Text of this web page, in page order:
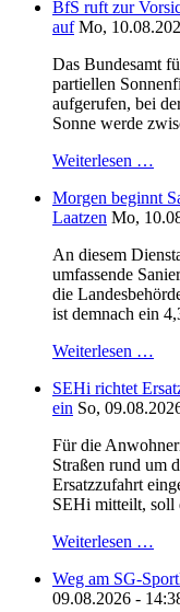
BfS ruft zur
auf Mo,
Das Bundesamt
partiellen
aufgerufen, bei
Sonne werde
Weiterlesen …
Morgen beginnt
Laatzen Mo,
An diesem
umfassende
die
ist demnach ein
Weiterlesen …
SEHi richtet
ein So,
Für die
Straßen rund um
Ersatzzufahrt
SEHi mitteilt, soll
Weiterlesen …
Weg am SG-
09.08.2026 -